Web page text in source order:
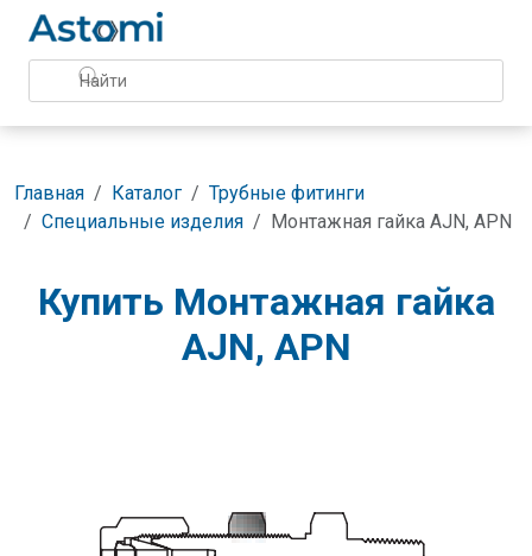
Главная Каталог
Трубные фитинги
Специальные изделия
Монтажная гайка AJN, APN
Купить Монтажная гайка
AJN, APN